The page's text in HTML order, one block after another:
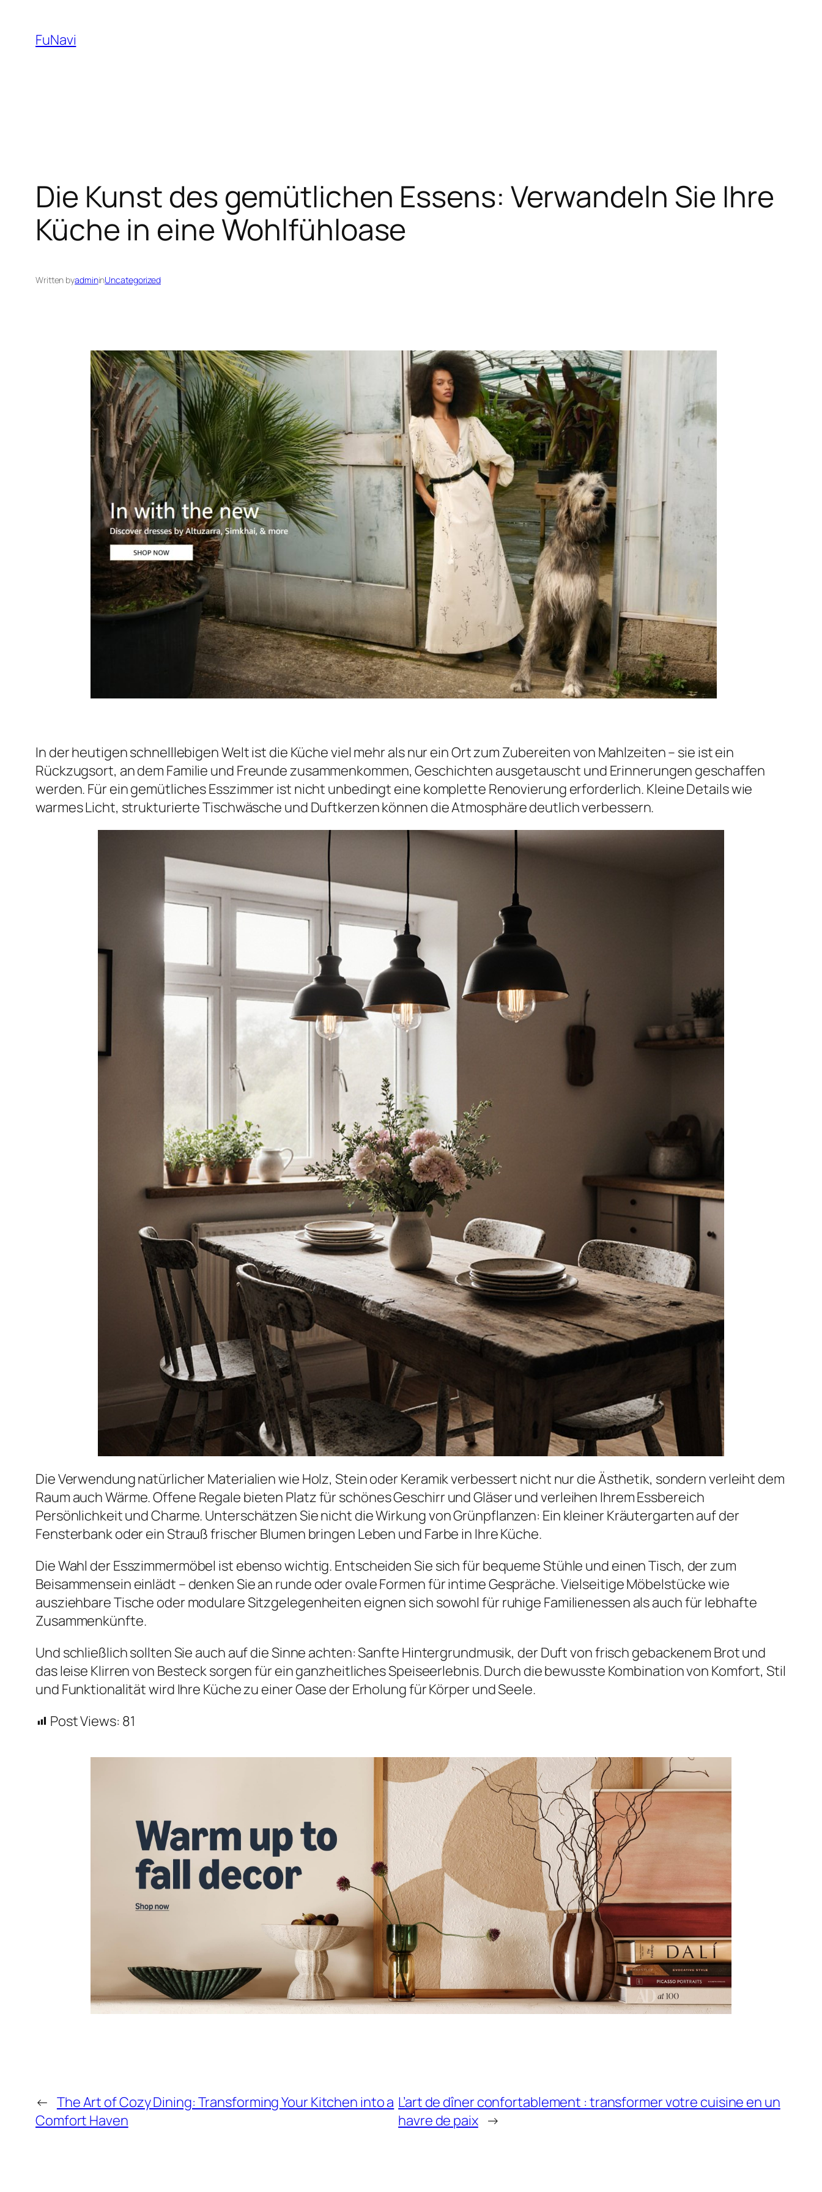
content
FuNavi
Die Kunst des gemütlichen Essens: Verwandeln Sie Ihre
Küche in eine Wohlfühloase
Written byadmininUncategorized
In der heutigen schnelllebigen Welt ist die Küche viel mehr als nur ein Ort zum Zubereiten von Mahlzeiten – sie ist ein
Rückzugsort, an dem Familie und Freunde zusammenkommen, Geschichten ausgetauscht und Erinnerungen geschaffen
werden. Für ein gemütliches Esszimmer ist nicht unbedingt eine komplette Renovierung erforderlich. Kleine Details wie
warmes Licht, strukturierte Tischwäsche und Duftkerzen können die Atmosphäre deutlich verbessern.
Die Verwendung natürlicher Materialien wie Holz, Stein oder Keramik verbessert nicht nur die Ästhetik, sondern verleiht dem
Raum auch Wärme. Offene Regale bieten Platz für schönes Geschirr und Gläser und verleihen Ihrem Essbereich
Persönlichkeit und Charme. Unterschätzen Sie nicht die Wirkung von Grünpflanzen: Ein kleiner Kräutergarten auf der
Fensterbank oder ein Strauß frischer Blumen bringen Leben und Farbe in Ihre Küche.
Die Wahl der Esszimmermöbel ist ebenso wichtig. Entscheiden Sie sich für bequeme Stühle und einen Tisch, der zum
Beisammensein einlädt – denken Sie an runde oder ovale Formen für intime Gespräche. Vielseitige Möbelstücke wie
ausziehbare Tische oder modulare Sitzgelegenheiten eignen sich sowohl für ruhige Familienessen als auch für lebhafte
Zusammenkünfte.
Und schließlich sollten Sie auch auf die Sinne achten: Sanfte Hintergrundmusik, der Duft von frisch gebackenem Brot und
das leise Klirren von Besteck sorgen für ein ganzheitliches Speiseerlebnis. Durch die bewusste Kombination von Komfort, Stil
und Funktionalität wird Ihre Küche zu einer Oase der Erholung für Körper und Seele.
Post Views: 81
← The Art of Cozy Dining: Transforming Your Kitchen into a
Comfort Haven
L’art de dîner confortablement : transformer votre cuisine en un
havre de paix →